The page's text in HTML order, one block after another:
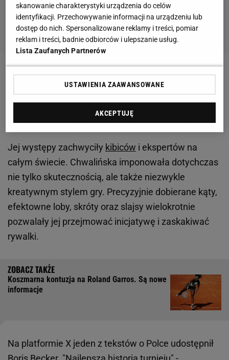
Zobacz wideo14-letnia Maja Chwalińska o
tenisowych marzeniach
Becker nie ma wątpliwości. "Najlepsza historia"
Jej występy zachwyciły kibiców i ekspertów na
całym świecie. Chwalińska imponowała dotychczas
nie tylko skutecznością, ale także niezwykle
kreatywnym stylem gry. Precyzyjnie dobierane kąty,
efektowne loby, skróty oraz slajsy wielokrotnie
pozwalały jej przejmować inicjatywę i zaskakiwać
rywalki.
Koszmarna kontuzja na Roland Garros. Są nowe
informacje
Na platformie X jeden z tekstów o Polce udostępnił
skanowanie charakterystyki urządzenia do celów
identyfikacji. Przechowywanie informacji na urządzeniu lub
dostęp do nich. Spersonalizowane reklamy i treści, pomiar
reklam i treści, badnie odbiorców i ulepszanie usług.
Lista Zaufanych Partnerów
USTAWIENIA ZAAWANSOWANE
AKCEPTUJĘ